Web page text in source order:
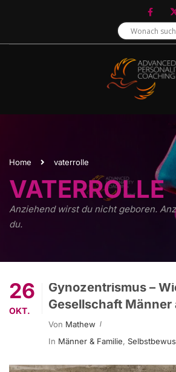
Home vaterrolle
VATERROLLE
Anziehend wirst du nicht geboren.
du.
26
OKT.
Gynozentrismus –
Gesellschaft
Von Mathew
In Männer & Familie,